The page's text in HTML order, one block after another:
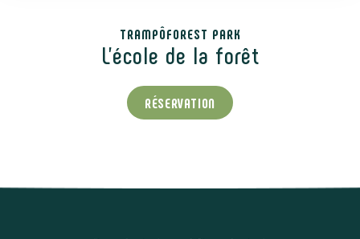
TRAMPÔFOREST PARK
L'école de la forêt
RÉSERVATION